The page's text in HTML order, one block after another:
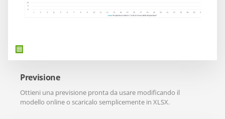
Previsione
Ottieni una previsione pronta da usare modificando il
modello online o scaricalo semplicemente in XLSX.